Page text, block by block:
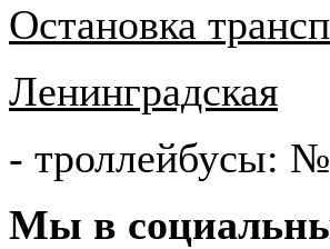
Остановка
Ленинградская
- троллейбусы:
Мы в